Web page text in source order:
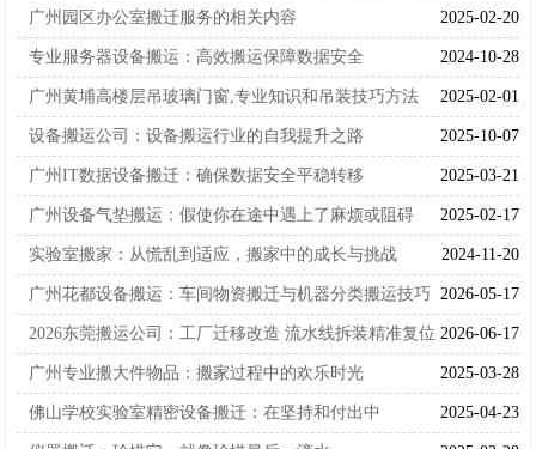
2025-02-20
广州园区办公室搬迁服务的相关内容
2024-10-28
专业服务器设备搬运：高效搬运保障数据安全
2025-02-01
广州黄埔高楼层吊玻璃门窗,专业知识和吊装技巧方法
2025-10-07
设备搬运公司：设备搬运行业的自我提升之路
2025-03-21
广州IT数据设备搬迁：确保数据安全平稳转移
2025-02-17
广州设备气垫搬运：假使你在途中遇上了麻烦或阻碍
2024-11-20
实验室搬家：从慌乱到适应，搬家中的成长与挑战
2026-05-17
广州花都设备搬运：车间物资搬迁与机器分类搬运技巧
2026-06-17
2026东莞搬运公司：工厂迁移改造 流水线拆装精准复位
2025-03-28
广州专业搬大件物品：搬家过程中的欢乐时光
2025-04-23
佛山学校实验室精密设备搬迁：在坚持和付出中